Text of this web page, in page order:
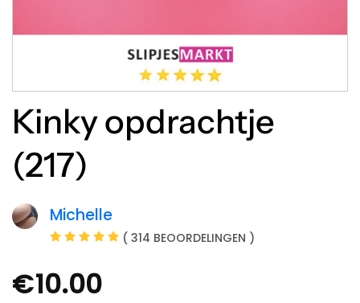
Kinky opdrachtje
(217)
Michelle
( 314 BEOORDELINGEN )
€10.00